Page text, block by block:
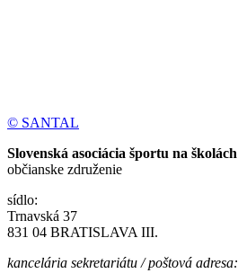
© SANTAL
Slovenská asociácia športu na školách
občianske združenie
sídlo:
Trnavská 37
831 04 BRATISLAVA III.
kancelária sekretariátu / poštová adresa: